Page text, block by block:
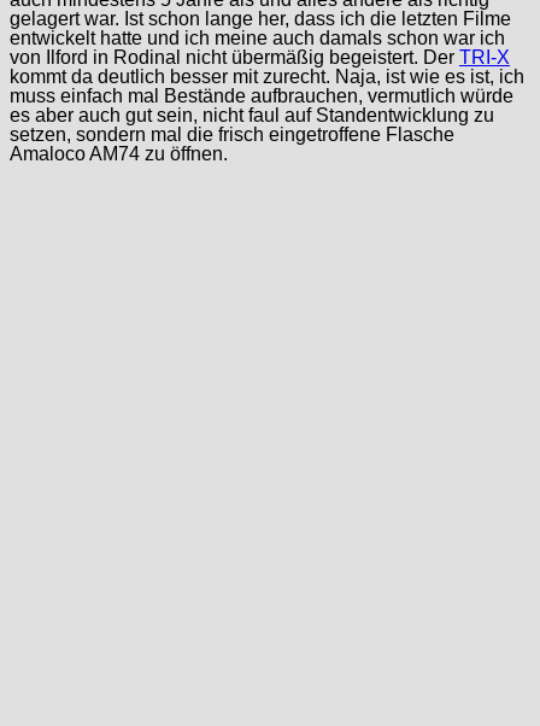
gelagert war. Ist schon lange her, dass ich die letzten Filme
entwickelt hatte und ich meine auch damals schon war ich
von Ilford in Rodinal nicht übermäßig begeistert. Der TRI-X
kommt da deutlich besser mit zurecht. Naja, ist wie es ist, ich
muss einfach mal Bestände aufbrauchen, vermutlich würde
es aber auch gut sein, nicht faul auf Standentwicklung zu
setzen, sondern mal die frisch eingetroffene Flasche
Amaloco AM74 zu öffnen.